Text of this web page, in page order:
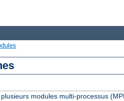
modules multi-processus